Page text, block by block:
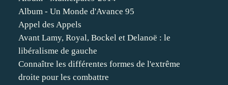
Album - Un Monde d'Avance 95
Appel des Appels
Avant Lamy, Royal, Bockel et Delanoë : le
libéralisme de gauche
Connaître les différentes formes de l'extrême
droite pour les combattre